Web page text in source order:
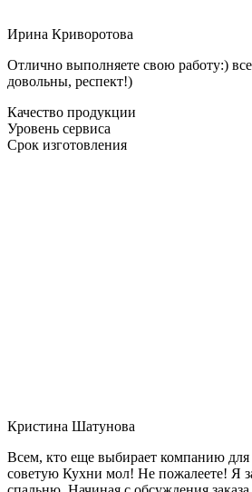
Ирина Криворотова
Отлично выполняете свою работу:)
довольны, респект!)
Качество продукции
Уровень сервиса
Срок изготовления
Кристина Шатунова
Всем, кто еще выбирает компанию для
советую Кухни мол! Не пожалеете! Я